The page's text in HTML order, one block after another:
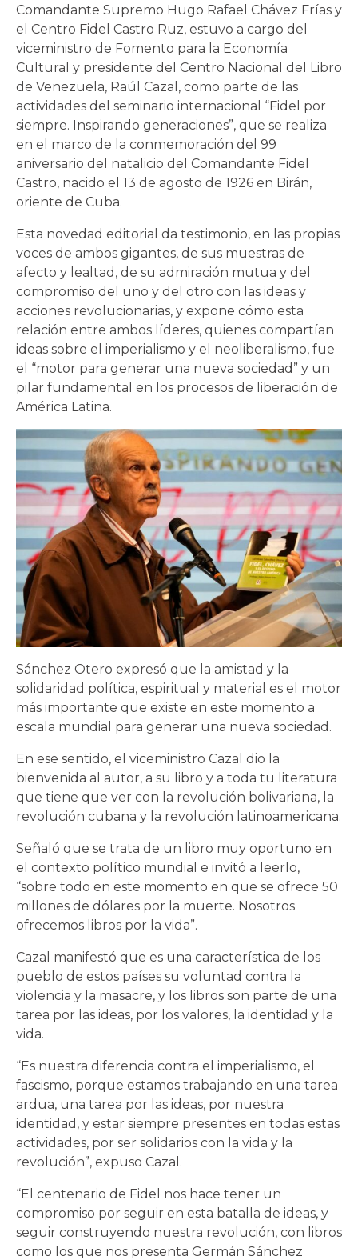
Comandante Supremo Hugo Rafael Chávez Frías y
el Centro Fidel Castro Ruz, estuvo a cargo del
viceministro de Fomento para la Economía
Cultural y presidente del Centro Nacional del Libro
de Venezuela, Raúl Cazal, como parte de las
actividades del seminario internacional “Fidel por
siempre. Inspirando generaciones”, que se realiza
en el marco de la conmemoración del 99
aniversario del natalicio del Comandante Fidel
Castro, nacido el 13 de agosto de 1926 en Birán,
oriente de Cuba.
Esta novedad editorial da testimonio, en las propias
voces de ambos gigantes, de sus muestras de
afecto y lealtad, de su admiración mutua y del
compromiso del uno y del otro con las ideas y
acciones revolucionarias, y expone cómo esta
relación entre ambos líderes, quienes compartían
ideas sobre el imperialismo y el neoliberalismo, fue
el “motor para generar una nueva sociedad” y un
pilar fundamental en los procesos de liberación de
América Latina.
Sánchez Otero expresó que la amistad y la
solidaridad política, espiritual y material es el motor
más importante que existe en este momento a
escala mundial para generar una nueva sociedad.
En ese sentido, el viceministro Cazal dio la
bienvenida al autor, a su libro y a toda tu literatura
que tiene que ver con la revolución bolivariana, la
revolución cubana y la revolución latinoamericana.
Señaló que se trata de un libro muy oportuno en
el contexto político mundial e invitó a leerlo,
“sobre todo en este momento en que se ofrece 50
millones de dólares por la muerte. Nosotros
ofrecemos libros por la vida”.
Cazal manifestó que es una característica de los
pueblo de estos países su voluntad contra la
violencia y la masacre, y los libros son parte de una
tarea por las ideas, por los valores, la identidad y la
vida.
“Es nuestra diferencia contra el imperialismo, el
fascismo, porque estamos trabajando en una tarea
ardua, una tarea por las ideas, por nuestra
identidad, y estar siempre presentes en todas estas
actividades, por ser solidarios con la vida y la
revolución”, expuso Cazal.
“El centenario de Fidel nos hace tener un
compromiso por seguir en esta batalla de ideas, y
seguir construyendo nuestra revolución, con libros
como los que nos presenta Germán Sánchez